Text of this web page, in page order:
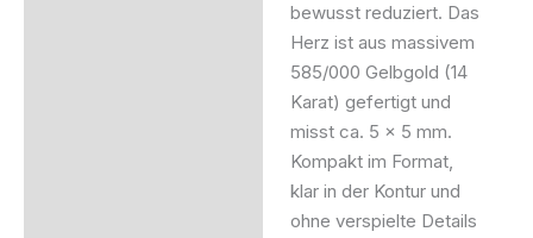
bewusst reduziert. Das
Herz ist aus massivem
585/000 Gelbgold (14
Karat) gefertigt und
misst ca. 5 x 5 mm.
Kompakt im Format,
klar in der Kontur und
ohne verspielte Details